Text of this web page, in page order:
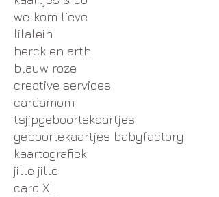
welkom lieve
lilalein
herck en arth
blauw roze
creative services
cardamom
tsjipgeboortekaartjes
geboortekaartjes babyfactory
kaartografiek
jille jille
card XL